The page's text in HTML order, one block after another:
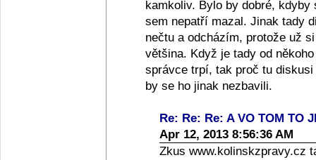
kamkoliv. Bylo by dobré,
sem nepatří mazal. Jinak tady
nečtu a odcházím, protože už
většina. Když je tady od
správce trpí, tak proč tu
by se ho jinak nezbavili.
Re: Re: Re: A VO TOM TO
Apr 12, 2013 8:56:36 AM
Zkus www.kolinskzpravy.cz